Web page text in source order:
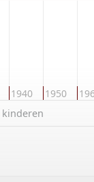
1940 1950
kinderen